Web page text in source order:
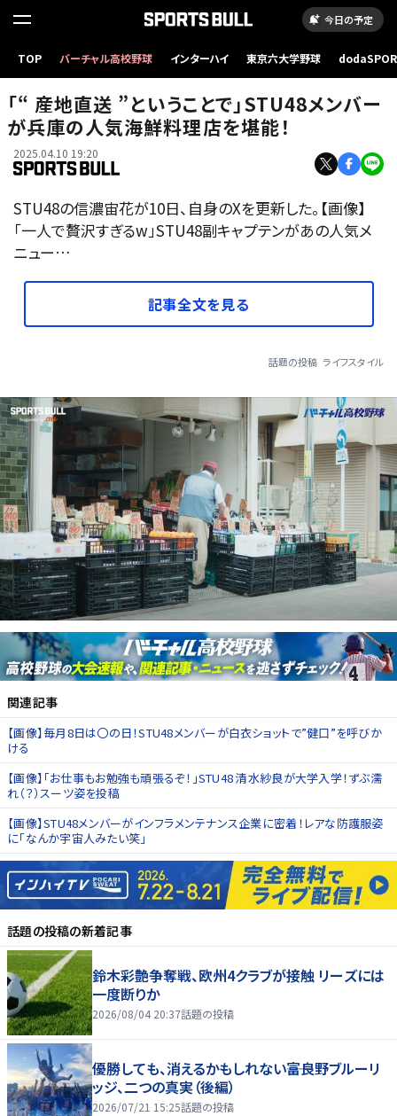
今日の予定
TOP バーチャル高校野球 インターハイ 東京六大学野球
「“ 産地直送 ”ということで」STU48メンバー
が兵庫の人気海鮮料理店を堪能！
2025.04.10 19:20
STU48の信濃宙花が10日、自身のXを更新した。【画像】
「一人で贅沢すぎるw」STU48副キャプテンがあの人気メ
ニュー…
記事全文を見る
話題の投稿 ライフスタイル
関連記事
【画像】毎月8日は〇の日！STU48メンバーが白衣ショットで”健口”を呼びか
ける
【画像】「お仕事もお勉強も頑張るぞ！」STU48 清水紗良が大学入学！ずぶ濡
れ（？）スーツ姿を投稿
【画像】STU48メンバーがインフラメンテナンス企業に密着！レアな防護服姿
に「なんか宇宙人みたい笑」
話題の投稿の新着記事
鈴木彩艶争奪戦、欧州4クラブが接触 リーズには
一度断りか
2026/08/04 20:37話題の投稿
優勝しても、消えるかもしれない――富良野ブルーリ
ッジ、二つの真実（後編）
2026/07/21 15:25話題の投稿